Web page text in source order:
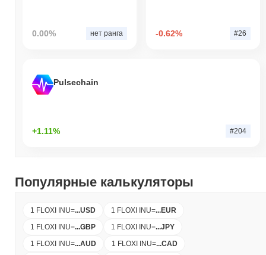
0.00% нет ранга -0.62% #26
Pulsechain
+1.11% #204
Популярные калькуляторы
1 FLOXI INU=...USD 1 FLOXI INU=...EUR
1 FLOXI INU=...GBP 1 FLOXI INU=...JPY
1 FLOXI INU=...AUD 1 FLOXI INU=...CAD